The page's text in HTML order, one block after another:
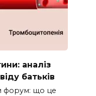
аналіз
батьків
форум: що це